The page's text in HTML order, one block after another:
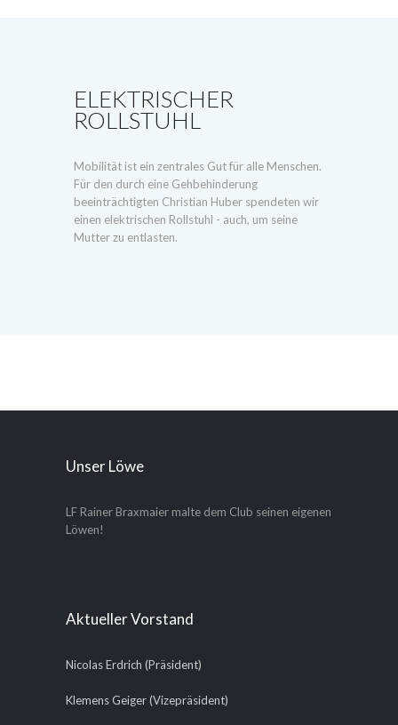
ELEKTRISCHER
ROLLSTUHL
Mobilität ist ein zentrales Gut für alle Menschen.
Für den durch eine Gehbehinderung
beeinträchtigten Christian Huber spendeten wir
einen elektrischen Rollstuhl - auch, um seine
Mutter zu entlasten.
Unser Löwe
LF Rainer Braxmaier malte dem Club seinen eigenen
Löwen!
Aktueller Vorstand
Nicolas Erdrich (Präsident)
Klemens Geiger (Vizepräsident)